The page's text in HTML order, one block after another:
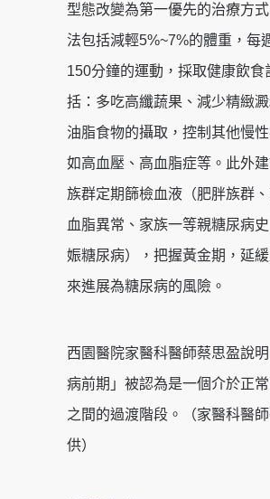
型態改變為第一優先的治療方
法包括減輕5%~7%的體重，每
150分鐘的運動，採取健康飲食
括：多吃高纖蔬果、減少精緻
油脂食物的攝取，控制其他慢
如高血壓、高血脂症等。此外
族群定期篩檢血液（肥胖族群、
血脂異常、家族一等親糖尿病
娠糖尿病），把握黃金期，延
來進展為糖尿病的風險。
西園醫院家醫科醫師蔡思盈說
病前期」被認為是一個介於正
之間的過渡階段。（家醫科醫
供）